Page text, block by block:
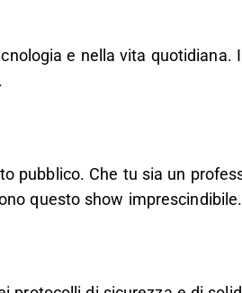
e nella vita quotidiana.
pubblico. Che tu sia un
questo show imprescindibile.